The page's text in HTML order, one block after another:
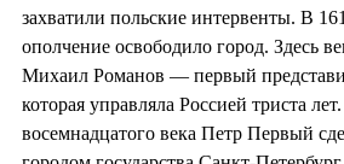
захватили польские интервенты. В
ополчение освободило город. Здесь
Михаил Романов — первый
которая управляла Россией триста
восемнадцатого века Петр Первый